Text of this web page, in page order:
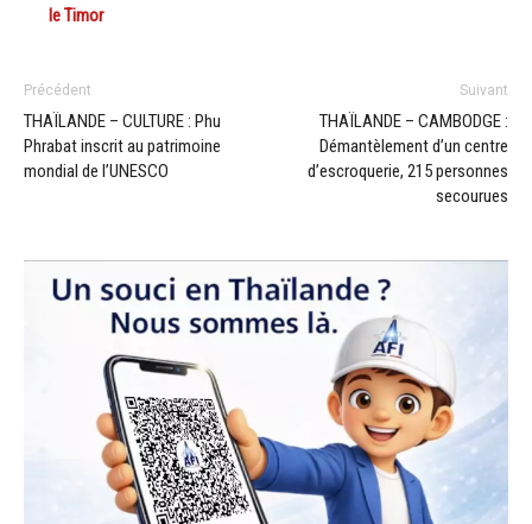
le Timor
Précédent
THAÏLANDE – CULTURE : Phu
Phrabat inscrit au patrimoine
mondial de l’UNESCO
Suivant
THAÏLANDE – CAMBODGE :
Démantèlement d’un centre
d’escroquerie, 215 personnes
secourues